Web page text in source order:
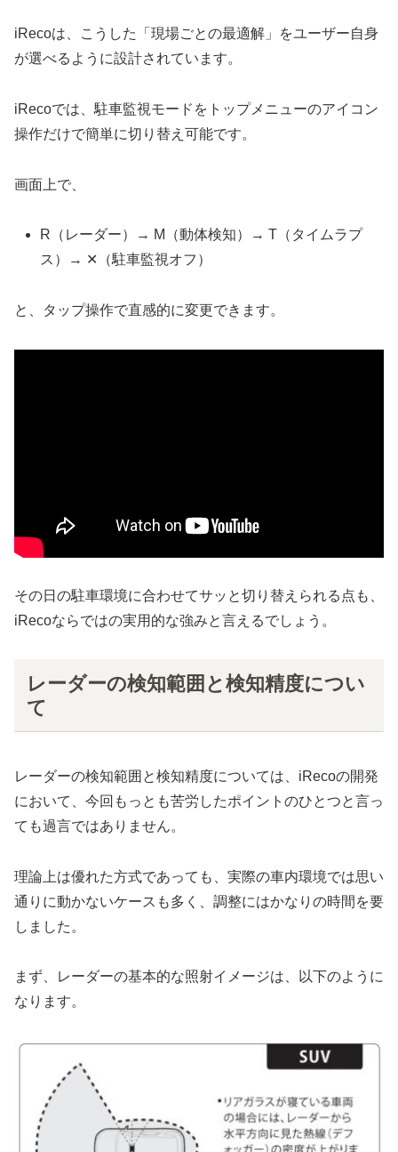
iRecoは、こうした「現場ごとの最適解」をユーザー自身
が選べるように設計されています。
iRecoでは、駐車監視モードをトップメニューのアイコン
操作だけで簡単に切り替え可能です。
画面上で、
R（レーダー）→ M（動体検知）→ T（タイムラプ
ス）→ ✕（駐車監視オフ）
と、タップ操作で直感的に変更できます。
その日の駐車環境に合わせてサッと切り替えられる点も、
iRecoならではの実用的な強みと言えるでしょう。
レーダーの検知範囲と検知精度につい
て
レーダーの検知範囲と検知精度については、iRecoの開発
において、今回もっとも苦労したポイントのひとつと言っ
ても過言ではありません。
理論上は優れた方式であっても、実際の車内環境では思い
通りに動かないケースも多く、調整にはかなりの時間を要
しました。
まず、レーダーの基本的な照射イメージは、以下のように
なります。